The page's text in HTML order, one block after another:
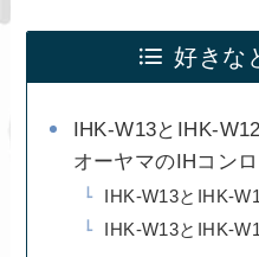
好きな
IHK-W13とIHK-
オーヤマのIHコンロ
IHK-W13とIHK-
IHK-W13とIHK-